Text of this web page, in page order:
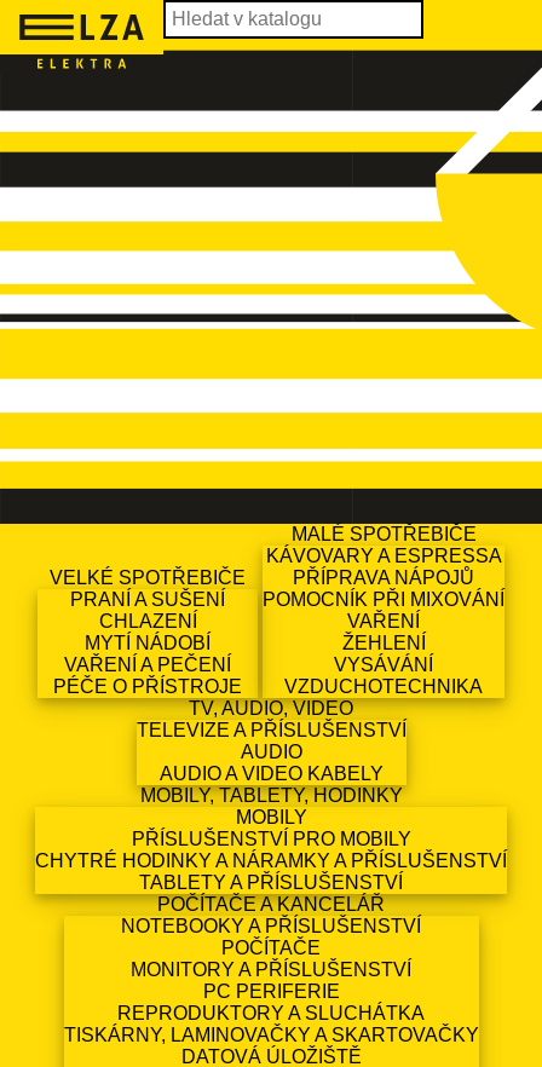
VELKÉ SPOTŘEBIČE
PRANÍ A SUŠENÍ
CHLAZENÍ
MYTÍ NÁDOBÍ
VAŘENÍ A PEČENÍ
PÉČE O PŘÍSTROJE
MALÉ SPOTŘEBIČE
KÁVOVARY A ESPRESSA
PŘÍPRAVA NÁPOJŮ
POMOCNÍK PŘI MIXOVÁNÍ
VAŘENÍ
ŽEHLENÍ
VYSÁVÁNÍ
VZDUCHOTECHNIKA
TV, AUDIO, VIDEO
TELEVIZE A PŘÍSLUŠENSTVÍ
AUDIO
AUDIO A VIDEO KABELY
MOBILY, TABLETY, HODINKY
MOBILY
PŘÍSLUŠENSTVÍ PRO MOBILY
CHYTRÉ HODINKY A NÁRAMKY A PŘÍSLUŠENSTVÍ
TABLETY A PŘÍSLUŠENSTVÍ
POČÍTAČE A KANCELÁŘ
NOTEBOOKY A PŘÍSLUŠENSTVÍ
POČÍTAČE
MONITORY A PŘÍSLUŠENSTVÍ
PC PERIFERIE
REPRODUKTORY A SLUCHÁTKA
TISKÁRNY, LAMINOVAČKY A SKARTOVAČKY
DATOVÁ ÚLOŽIŠTĚ